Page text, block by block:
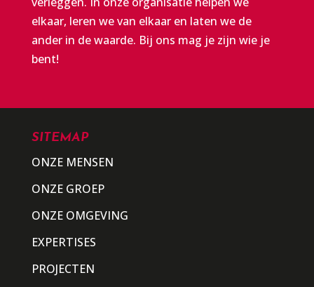
elkaar, leren we van elkaar en laten we de
ander in de waarde. Bij ons mag je zijn wie je
bent!
SITEMAP
ONZE MENSEN
ONZE GROEP
ONZE OMGEVING
EXPERTISES
PROJECTEN